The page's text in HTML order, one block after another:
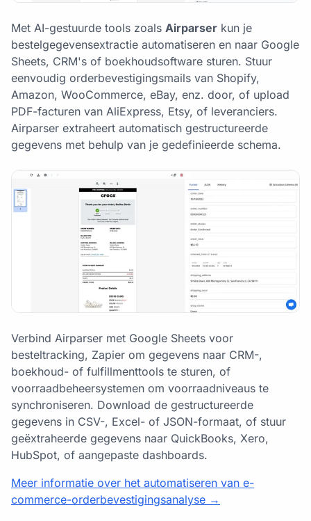
Met AI-gestuurde tools zoals Airparser kun je
bestelgegevensextractie automatiseren en naar Google
Sheets, CRM's of boekhoudsoftware sturen. Stuur
eenvoudig orderbevestigingsmails van Shopify,
Amazon, WooCommerce, eBay, enz. door, of upload
PDF-facturen van AliExpress, Etsy, of leveranciers.
Airparser extraheert automatisch gestructureerde
gegevens met behulp van je gedefinieerde schema.
Verbind Airparser met Google Sheets voor
besteltracking, Zapier om gegevens naar CRM-,
boekhoud- of fulfillmenttools te sturen, of
voorraadbeheersystemen om voorraadniveaus te
synchroniseren. Download de gestructureerde
gegevens in CSV-, Excel- of JSON-formaat, of stuur
geëxtraheerde gegevens naar QuickBooks, Xero,
HubSpot, of aangepaste dashboards.
Meer informatie over het automatiseren van e-
commerce-orderbevestigingsanalyse →